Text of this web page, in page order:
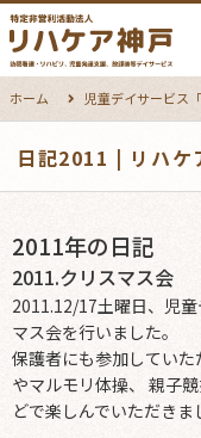
ホーム 児童デイサービス「いっ
日記2011 | リハケ
2011年の日記
2011.クリスマス会
2011.12/17土曜日、児
マス会を行いました。
保護者にも参加してい
やマルモリ体操、 親子
どで楽しんでいただきま